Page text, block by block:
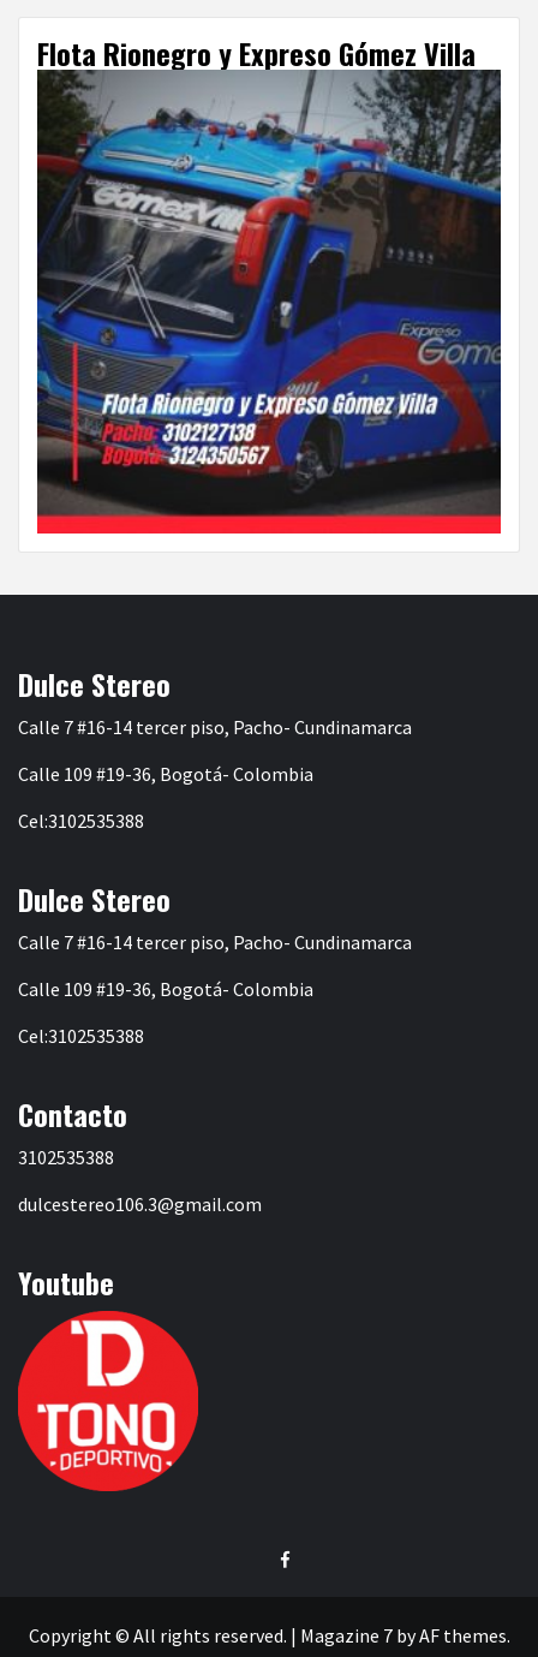
Flota Rionegro y Expreso Gómez Villa
Dulce Stereo
Calle 7 #16-14 tercer piso, Pacho- Cundinamarca
Calle 109 #19-36, Bogotá- Colombia
Cel:3102535388
Dulce Stereo
Calle 7 #16-14 tercer piso, Pacho- Cundinamarca
Calle 109 #19-36, Bogotá- Colombia
Cel:3102535388
Contacto
3102535388
dulcestereo106.3@gmail.com
Youtube
Facebook
Copyright © All rights reserved. | Magazine 7by AF themes.